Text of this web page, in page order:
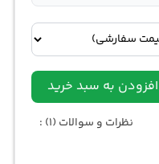
افزودن به سبد خرید
نظرات و سوالات (1) :